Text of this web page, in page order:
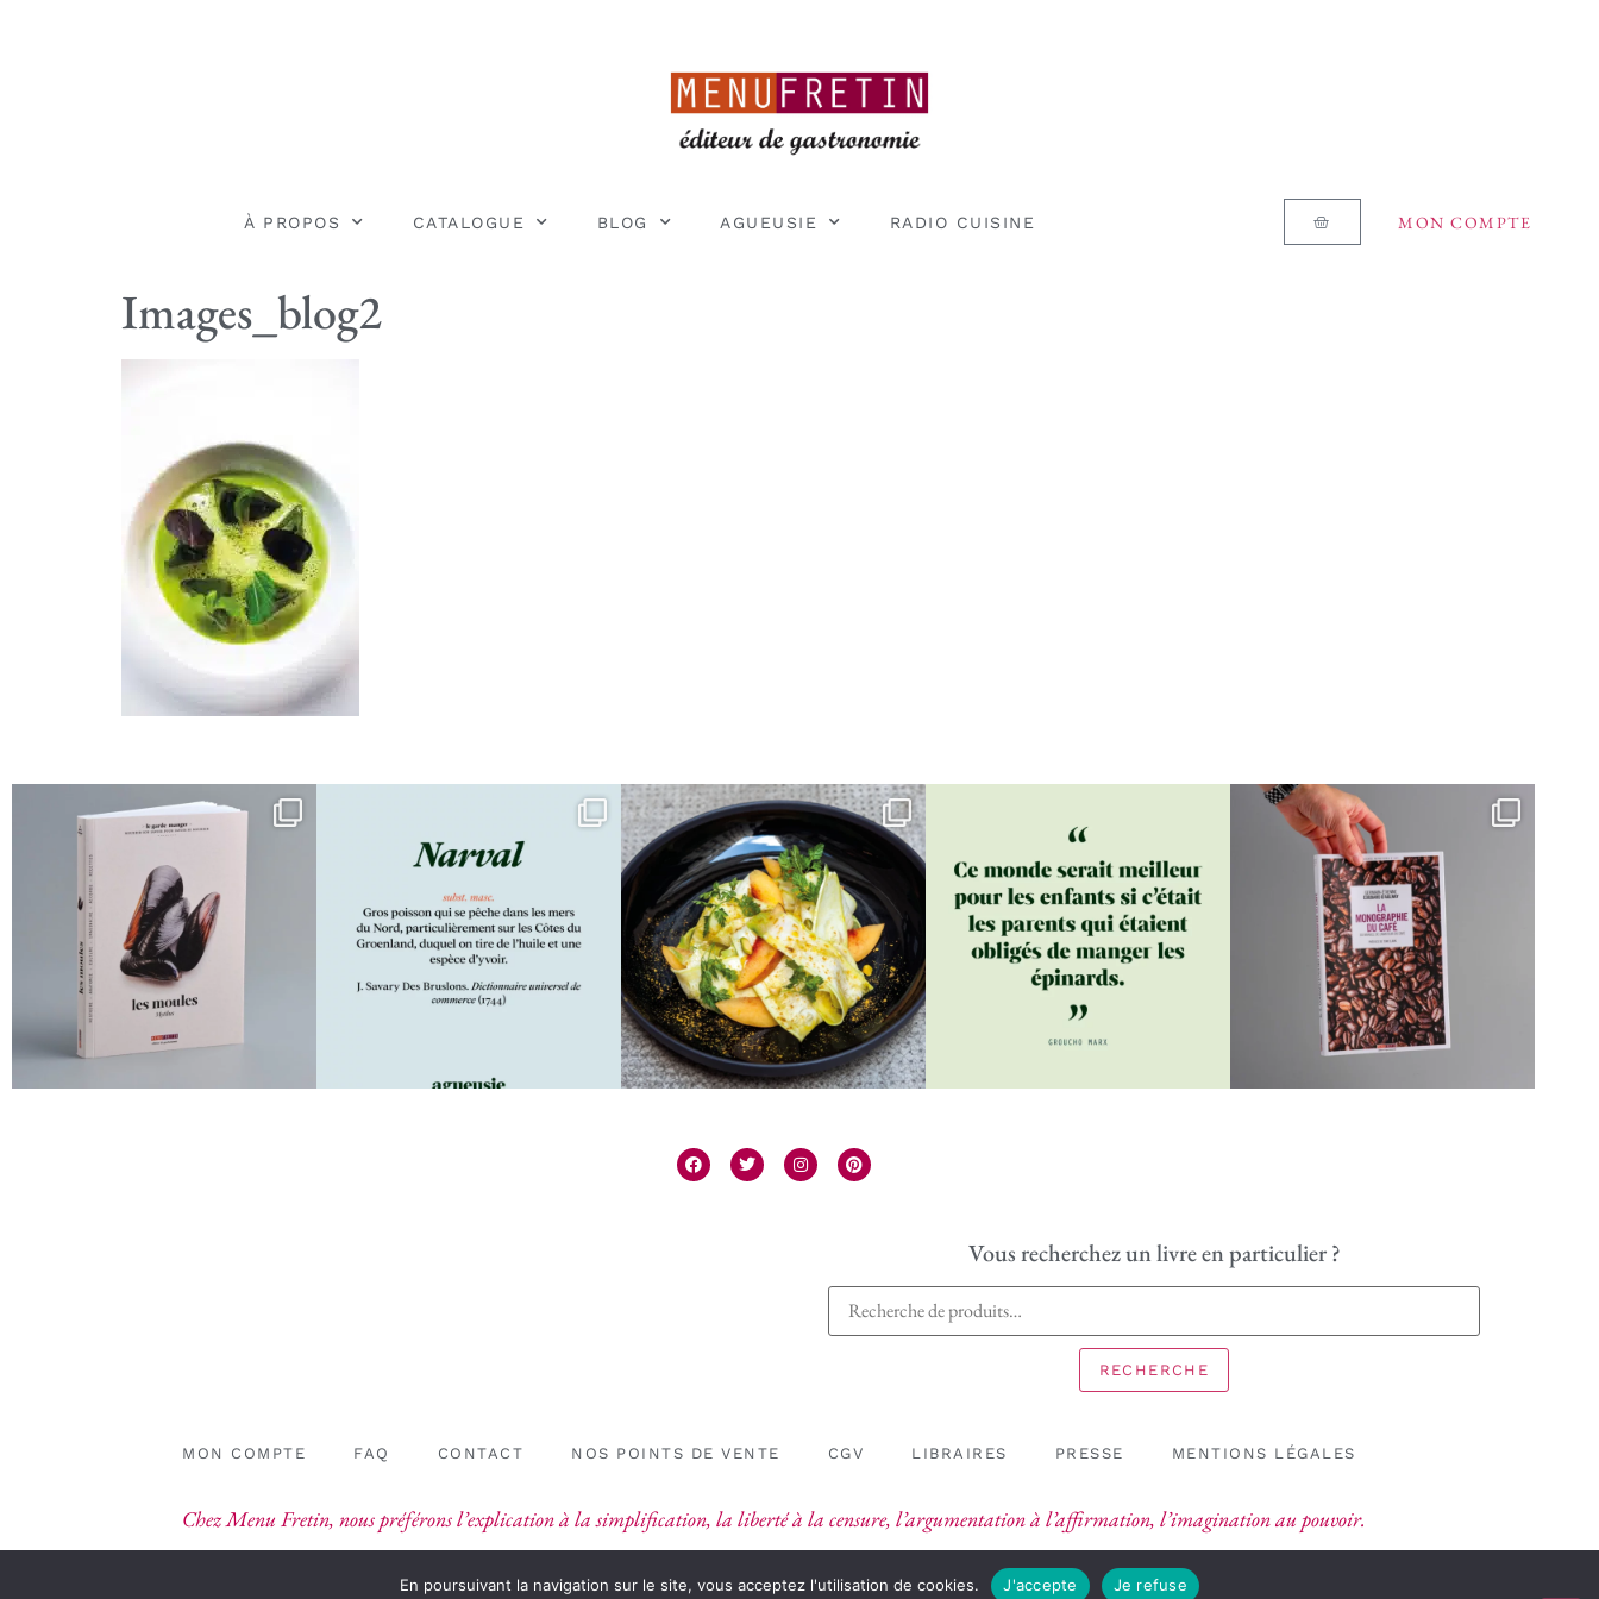
À PROPOS CATALOGUE BLOG AGUEUSIE RADIO CUISINE MON COMPTE
Images_blog2
Vous recherchez un livre en particulier ?
RECHERCHE
MON COMPTE FAQ CONTACT NOS POINTS DE VENTE CGV LIBRAIRES PRESSE MENTIONS LÉGALES
Chez Menu Fretin, nous préférons l’explication à la simplification, la liberté à la censure, l’argumentation à l’affirmation, l’imagination au pouvoir.
En poursuivant la navigation sur le site, vous acceptez l'utilisation de cookies. J'accepte Je refuse